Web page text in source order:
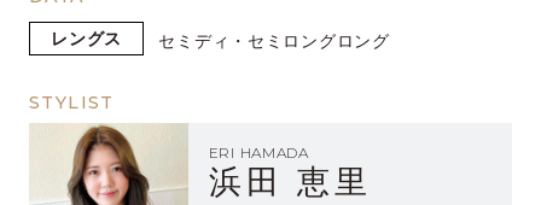
レングス セミディ・セミロングロング
STYLIST
ERI HAMADA
浜田 恵里